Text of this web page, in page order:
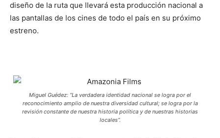
diseño de la ruta que llevará esta producción nacional a
las pantallas de los cines de todo el país en su próximo
estreno.
Miguel Guédez: “La verdadera identidad nacional se logra por el
reconocimiento amplio de nuestra diversidad cultural; se logra por la
revisión constante de nuestra historia política y de nuestras historias
locales”.